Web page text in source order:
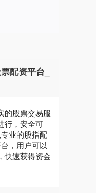
配资平台_
的股票交易服
行，安全可
业的股指配
，用户可以
快速获得资金